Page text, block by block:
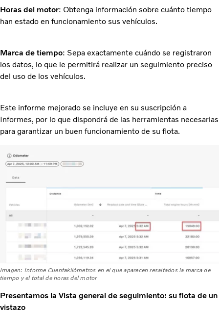
Horas del motor: Obtenga información sobre cuánto tiempo
han estado en funcionamiento sus vehículos.
Marca de tiempo: Sepa exactamente cuándo se registraron
los datos, lo que le permitirá realizar un seguimiento preciso
del uso de los vehículos.
Este informe mejorado se incluye en su suscripción a
Informes, por lo que dispondrá de las herramientas necesarias
para garantizar un buen funcionamiento de su flota.
Imagen: Informe Cuentakilómetros en el que aparecen resaltados la marca de
tiempo y el total de horas del motor
Presentamos la Vista general de seguimiento: su flota de un
vistazo